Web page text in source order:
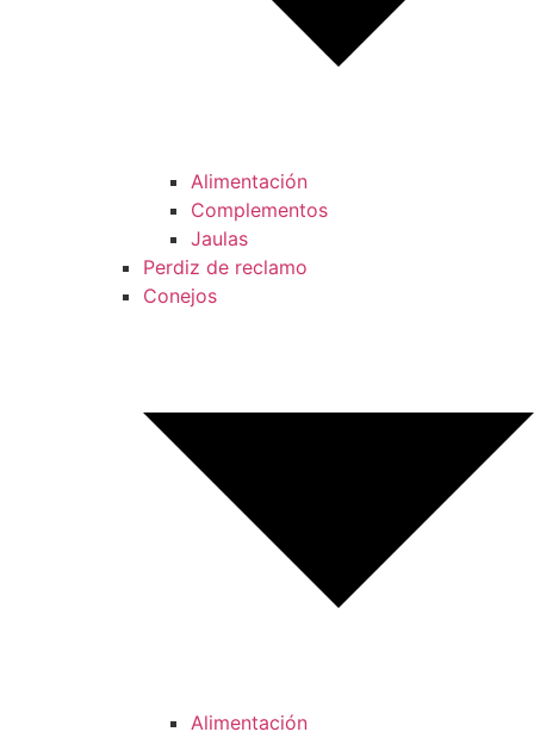
Alimentación
Complementos
Jaulas
Perdiz de reclamo
Conejos
Alimentación